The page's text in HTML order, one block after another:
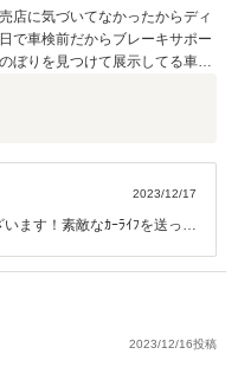
店に気づいてなかったからディ
で車検前だからブレーキサポー
ぼりを見つけて展示してる車み
2023/12/17
ます！素敵なｶｰﾗｲﾌを送って
い致します！
2023/12/16投稿